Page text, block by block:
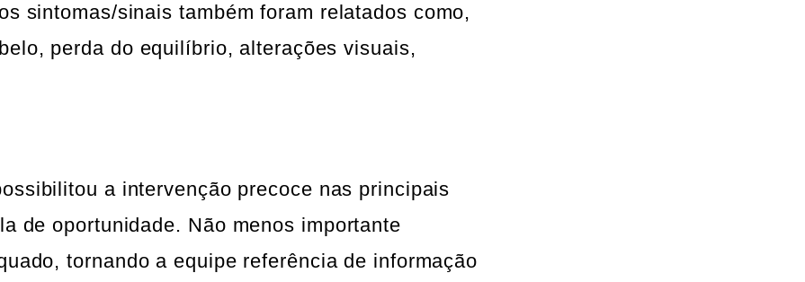
sintomas/sinais também foram relatados como,
perda do equilíbrio, alterações visuais,
a intervenção precoce nas principais
de oportunidade. Não menos importante
tornando a equipe referência de informação